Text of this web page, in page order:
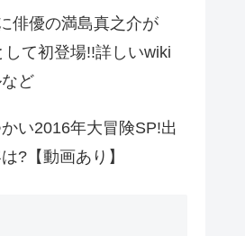
俳優の満島真之介が
て初登場!!詳しいwiki
ど
い2016年大冒険SP!出
?【動画あり】